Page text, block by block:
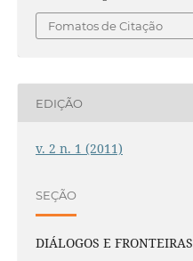
Fomatos de Citação
EDIÇÃO
v. 2 n. 1 (2011)
SEÇÃO
DIÁLOGOS E FRONTEIRAS